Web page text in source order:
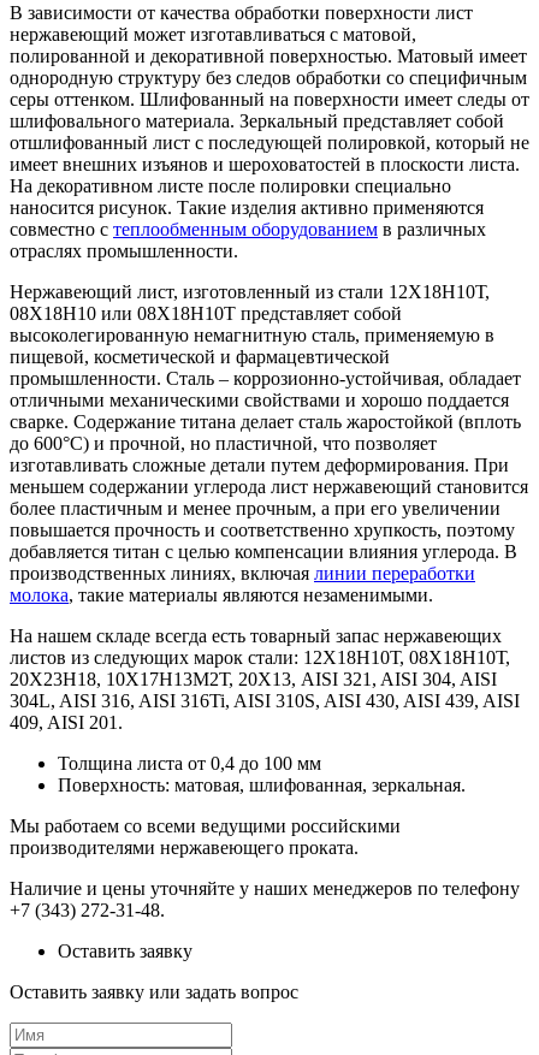
В зависимости от качества обработки поверхности лист
нержавеющий может изготавливаться с матовой,
полированной и декоративной поверхностью. Матовый имеет
однородную структуру без следов обработки со специфичным
серы оттенком. Шлифованный на поверхности имеет следы от
шлифовального материала. Зеркальный представляет собой
отшлифованный лист с последующей полировкой, который не
имеет внешних изъянов и шероховатостей в плоскости листа.
На декоративном листе после полировки специально
наносится рисунок. Такие изделия активно применяются
совместно с теплообменным оборудованием в различных
отраслях промышленности.
Нержавеющий лист, изготовленный из стали 12Х18Н10Т,
08Х18Н10 или 08Х18Н10Т представляет собой
высоколегированную немагнитную сталь, применяемую в
пищевой, косметической и фармацевтической
промышленности. Сталь – коррозионно-устойчивая, обладает
отличными механическими свойствами и хорошо поддается
сварке. Содержание титана делает сталь жаростойкой (вплоть
до 600°С) и прочной, но пластичной, что позволяет
изготавливать сложные детали путем деформирования. При
меньшем содержании углерода лист нержавеющий становится
более пластичным и менее прочным, а при его увеличении
повышается прочность и соответственно хрупкость, поэтому
добавляется титан с целью компенсации влияния углерода. В
производственных линиях, включая линии переработки
молока, такие материалы являются незаменимыми.
На нашем складе всегда есть товарный запас нержавеющих
листов из следующих марок стали: 12Х18Н10Т, 08Х18Н10Т,
20Х23Н18, 10Х17Н13М2Т, 20Х13, AISI 321, AISI 304, AISI
304L, AISI 316, AISI 316Ti, AISI 310S, AISI 430, AISI 439, AISI
409, AISI 201.
Толщина листа от 0,4 до 100 мм
Поверхность: матовая, шлифованная, зеркальная.
Мы работаем со всеми ведущими российскими
производителями нержавеющего проката.
Наличие и цены уточняйте у наших менеджеров по телефону
+7 (343) 272-31-48.
Оставить заявку
Оставить заявку или задать вопрос